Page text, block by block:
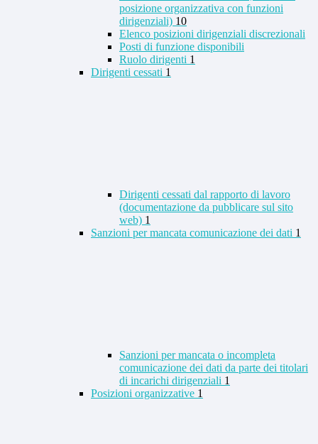
posizione organizzativa con funzioni
dirigenziali) 10
Elenco posizioni dirigenziali discrezionali
Posti di funzione disponibili
Ruolo dirigenti 1
Dirigenti cessati 1
Dirigenti cessati dal rapporto di lavoro
(documentazione da pubblicare sul sito
web) 1
Sanzioni per mancata comunicazione dei dati 1
Sanzioni per mancata o incompleta
comunicazione dei dati da parte dei titolari
di incarichi dirigenziali 1
Posizioni organizzative 1